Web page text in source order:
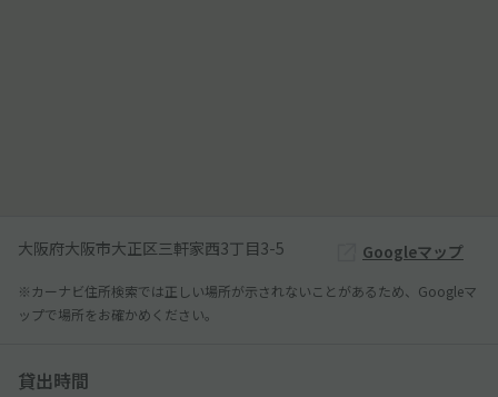
大阪府大阪市大正区三軒家西3丁目3-5 Googleマップ
※カーナビ住所検索では正しい場所が示されないことがあるため、Googleマ
ップで場所をお確かめください。
貸出時間